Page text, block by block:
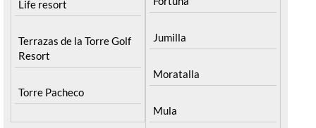
Life resort
Terrazas de la Torre Golf
Resort
Torre Pacheco
Jumilla
Moratalla
Mula